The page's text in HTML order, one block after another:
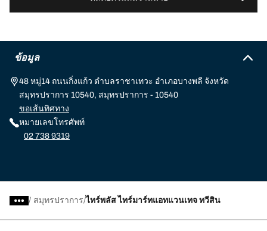
ข้อมูล
48 หมู่14 ถนนกิ่งแก้ว ตำบลราชาเทวะ อำเภอบางพลี จังหวัด
สมุทรปราการ 10540, สมุทรปราการ - 10540
ขอเส้นทิศทาง
หมายเลขโทรศัพท์
02 738 9319
/ สมุทรปราการ ไทร์พลัส ไทร์มาร์ทแอทแวนเทจ ทวีสิน